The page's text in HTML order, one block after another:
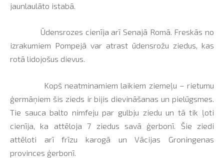
jaunlaulāto istabā.
Ūdensrozes cienīja arī Senajā Romā. Freskās no
izrakumiem Pompejā var atrast ūdensrožu ziedus, kas
rotā lidojošus dievus.
Kopš neatminamiem laikiem ziemeļu – rietumu
ģermāņiem šis zieds ir bijis dievināšanas un pielūgsmes.
Tie sauca balto nimfeju par gulbju ziedu un tā tik ļoti
cienīja, ka attēloja 7 ziedus savā ģerbonī. Šie ziedi
attēloti arī frīzu karogā un Vācijas Groningenas
provinces ģerbonī.